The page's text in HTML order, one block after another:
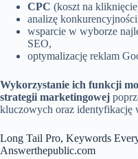
CPC (koszt na
analizę
wsparcie w wyborze
SEO,
optymalizację reklam
Wykorzystanie ich funkcji
strategii marketingowej
kluczowych oraz identyfikację
Long Tail Pro, Keywords
Answerthepublic.com